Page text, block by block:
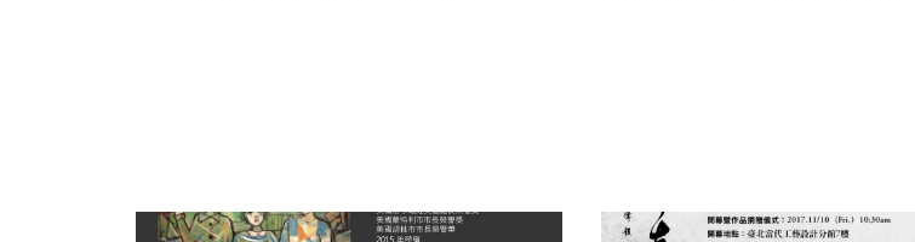
蘇奕榮世界巡迴展 靜中真境-黃媽慶木雕創作展 展覽開幕暨作品